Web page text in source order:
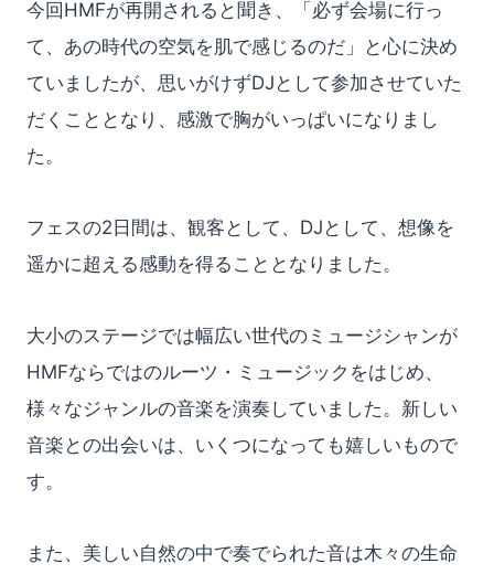
今回HMFが再開されると聞き、「必ず会場に行っ
て、あの時代の空気を肌で感じるのだ」と心に決め
ていましたが、思いがけずDJとして参加させていた
だくこととなり、感激で胸がいっぱいになりまし
た。
フェスの2日間は、観客として、DJとして、想像を
遥かに超える感動を得ることとなりました。
大小のステージでは幅広い世代のミュージシャンが
HMFならではのルーツ・ミュージックをはじめ、
様々なジャンルの音楽を演奏していました。新しい
音楽との出会いは、いくつになっても嬉しいもので
す。
また、美しい自然の中で奏でられた音は木々の生命